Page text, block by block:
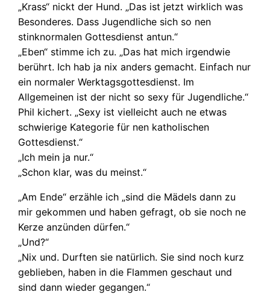
„Krass“ nickt der Hund. „Das ist jetzt wirklich was
Besonderes. Dass Jugendliche sich so nen
stinknormalen Gottesdienst antun.“
„Eben“ stimme ich zu. „Das hat mich irgendwie
berührt. Ich hab ja nix anders gemacht. Einfach nur
ein normaler Werktagsgottesdienst. Im
Allgemeinen ist der nicht so sexy für Jugendliche.“
Phil kichert. „Sexy ist vielleicht auch ne etwas
schwierige Kategorie für nen katholischen
Gottesdienst.“
„Ich mein ja nur.“
„Schon klar, was du meinst.“
„Am Ende“ erzähle ich „sind die Mädels dann zu
mir gekommen und haben gefragt, ob sie noch ne
Kerze anzünden dürfen.“
„Und?“
„Nix und. Durften sie natürlich. Sie sind noch kurz
geblieben, haben in die Flammen geschaut und
sind dann wieder gegangen.“